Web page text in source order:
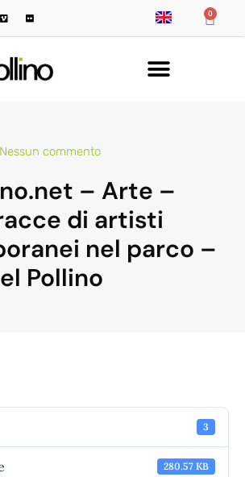
0
Nessun commento
– Arte –
di artisti
nel parco –
Pollino
3
280.57 KB